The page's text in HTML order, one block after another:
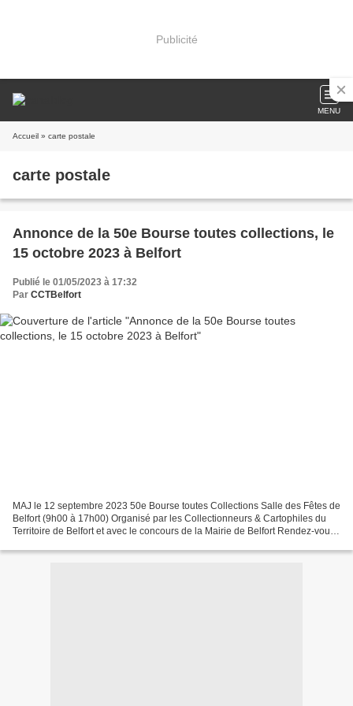
Publicité
MENU
Accueil » carte postale
carte postale
Annonce de la 50e Bourse toutes collections, le
15 octobre 2023 à Belfort
Publié le 01/05/2023 à 17:32
Par CCTBelfort
MAJ le 12 septembre 2023 50e Bourse toutes Collections Salle des Fêtes de
Belfort (9h00 à 17h00) Organisé par les Collectionneurs & Cartophiles du
Territoire de Belfort et avec le concours de la Mairie de Belfort Rendez-vous